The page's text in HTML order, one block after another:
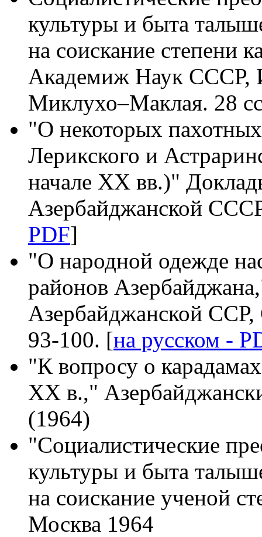
культуры и быта
на соискание степени
Академиж Наук СССР,
Миклухо–Маклая. 28
"О некоторых
Лерикского и
начале ХХ вв.)"
Азербайджанской
PDF]
"О народной одежде
районов
Азербайджанской
93-100. [на русском -
"К вопросу о
ХХ в.,"
(1964)
"Социалистические
культуры и быта
на соискание ученой
Москва 1964